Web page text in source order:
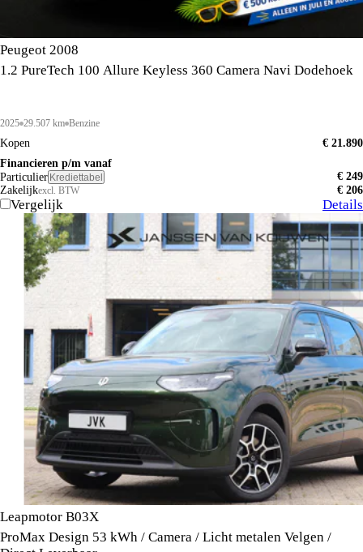
Peugeot 2008
1.2 PureTech 100 Allure Keyless 360 Camera Navi Dodehoek
2025 29.507 km Benzine
Kopen
€ 21.890
Financieren p/m vanaf
Particulier Krediettabel
€ 249
Zakelijkexcl. BTW € 206
Vergelijk Details
Leapmotor B03X
ProMax Design 53 kWh / Camera / Licht metalen Velgen /